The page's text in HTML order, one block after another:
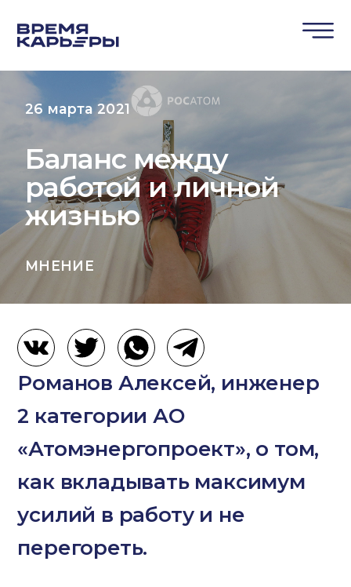
26 марта 2021
Баланс между
работой и личной
жизнью
МНЕНИЕ
Романов Алексей, инженер
2 категории АО
«Атомэнергопроект», о том,
как вкладывать максимум
усилий в работу и не
перегореть.